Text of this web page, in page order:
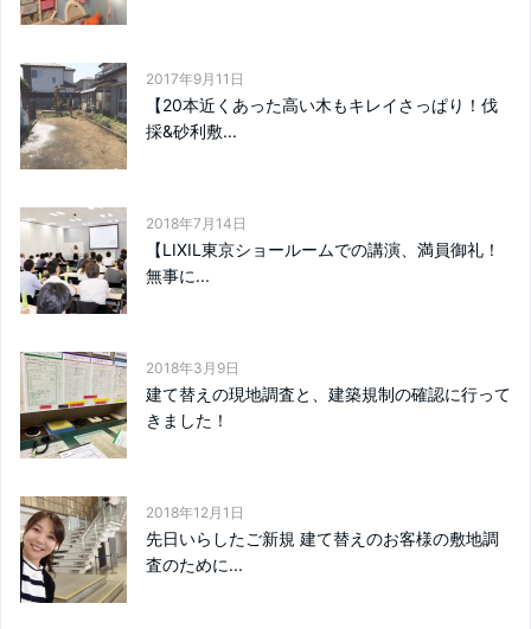
2017年9月11日
【20本近くあった高い木もキレイさっぱり！伐
採&砂利敷...
2018年7月14日
【LIXIL東京ショールームでの講演、満員御礼！
無事に...
2018年3月9日
建て替えの現地調査と、建築規制の確認に行って
きました！
2018年12月1日
先日いらしたご新規 建て替えのお客様の敷地調
査のために...